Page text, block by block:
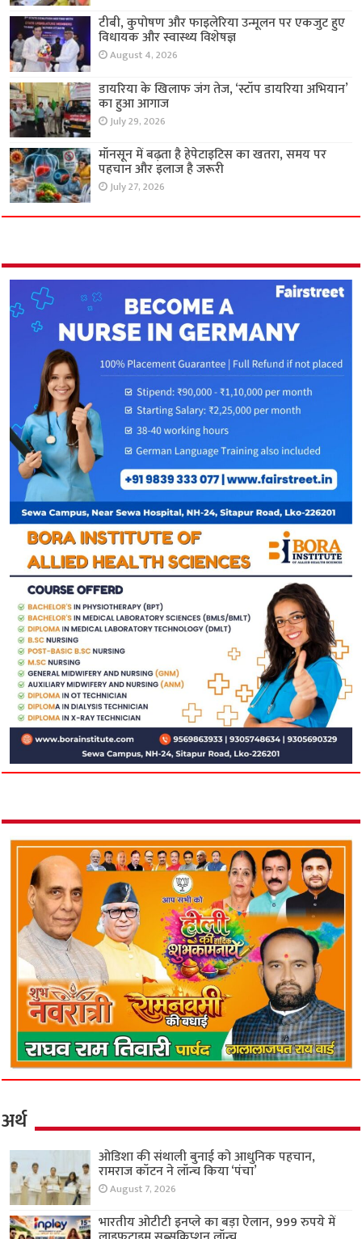
टीबी, कुपोषण और फाइलेरिया उन्मूलन पर एकजुट हुए
विधायक और स्वास्थ्य विशेषज्ञ
August 4, 2026
डायरिया के खिलाफ जंग तेज, ‘स्टॉप डायरिया अभियान’
का हुआ आगाज
July 29, 2026
मॉनसून में बढ़ता है हेपेटाइटिस का खतरा, समय पर
पहचान और इलाज है जरूरी
July 27, 2026
अर्थ
ओडिशा की संथाली बुनाई को आधुनिक पहचान,
रामराज कॉटन ने लॉन्च किया ‘पंचा’
August 7, 2026
भारतीय ओटीटी इनप्ले का बड़ा ऐलान, 999 रुपये में